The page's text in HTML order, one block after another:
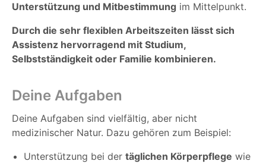
Unterstützung und Mitbestimmung im Mittelpunkt.
Durch die sehr flexiblen Arbeitszeiten lässt sich
Assistenz hervorragend mit Studium,
Selbstständigkeit oder Familie kombinieren.
Deine Aufgaben
Deine Aufgaben sind vielfältig, aber nicht
medizinischer Natur. Dazu gehören zum Beispiel:
Unterstützung bei der täglichen Körperpflege wie